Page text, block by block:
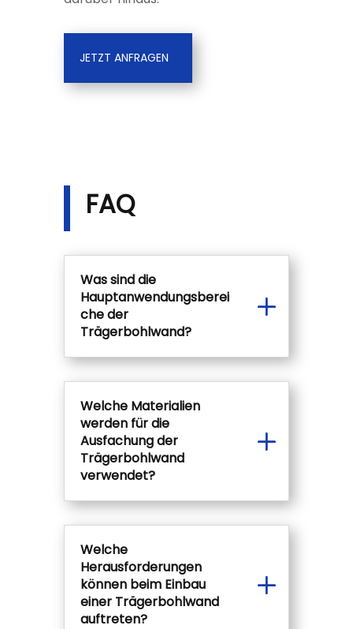
JETZT ANFRAGEN
FAQ
Was sind die
Hauptanwendungsberei
che der
Trägerbohlwand?
Welche Materialien
werden für die
Ausfachung der
Trägerbohlwand
verwendet?
Welche
Herausforderungen
können beim Einbau
einer Trägerbohlwand
auftreten?